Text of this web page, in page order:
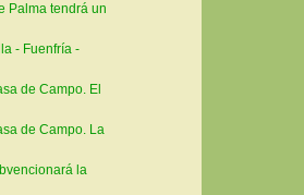
Palma tendrá un
- Fuenfría -
de Campo. El
de Campo. La
la